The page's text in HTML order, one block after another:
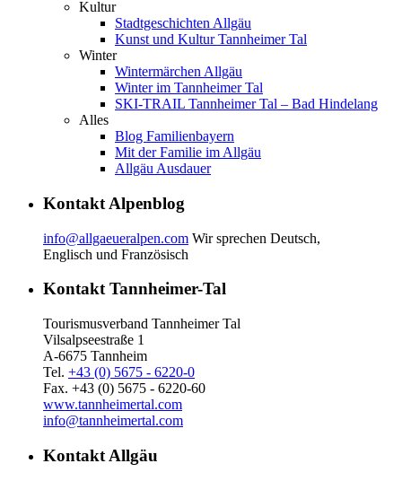
Kultur
Stadtgeschichten Allgäu
Kunst und Kultur Tannheimer Tal
Winter
Wintermärchen Allgäu
Winter im Tannheimer Tal
SKI-TRAIL Tannheimer Tal – Bad Hindelang
Alles
Blog Familienbayern
Mit der Familie im Allgäu
Allgäu Ausdauer
Kontakt Alpenblog
info@allgaeueralpen.com Wir sprechen Deutsch,
Englisch und Französisch
Kontakt Tannheimer-Tal
Tourismusverband Tannheimer Tal
Vilsalpseestraße 1
A-6675 Tannheim
Tel. +43 (0) 5675 - 6220-0
Fax. +43 (0) 5675 - 6220-60
www.tannheimertal.com
info@tannheimertal.com
Kontakt Allgäu